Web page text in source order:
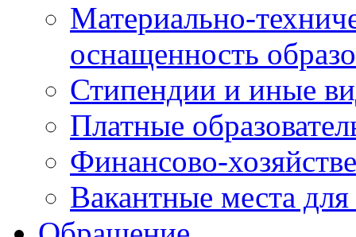
Материально-
оснащенность
Стипендии и иные
Платные
Финансово-
Вакантные места